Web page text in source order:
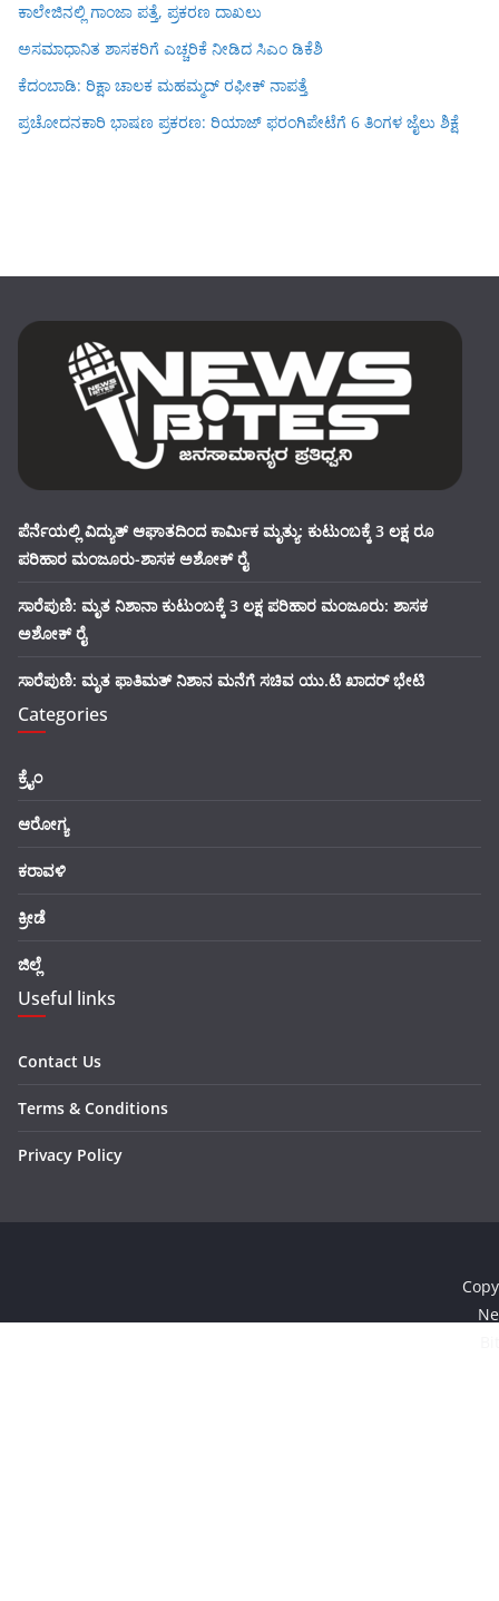
ಕಾಲೇಜಿನಲ್ಲಿ ಗಾಂಜಾ ಪತ್ತೆ, ಪ್ರಕರಣ ದಾಖಲು
ಅಸಮಾಧಾನಿತ ಶಾಸಕರಿಗೆ ಎಚ್ಚರಿಕೆ ನೀಡಿದ ಸಿಎಂ ಡಿಕೆಶಿ
ಕೆದಂಬಾಡಿ: ರಿಕ್ಷಾ ಚಾಲಕ ಮಹಮ್ಮದ್ ರಫೀಕ್ ನಾಪತ್ತೆ
ಪ್ರಚೋದನಕಾರಿ ಭಾಷಣ ಪ್ರಕರಣ: ರಿಯಾಜ್ ಫರಂಗಿಪೇಟೆಗೆ 6 ತಿಂಗಳ ಜೈಲು ಶಿಕ್ಷೆ
ಪೆರ್ನೆಯಲ್ಲಿ ವಿದ್ಯುತ್ ಆಘಾತದಿಂದ ಕಾರ್ಮಿಕ ಮೃತ್ಯು: ಕುಟುಂಬಕ್ಕೆ 3 ಲಕ್ಷ ರೂ
ಪರಿಹಾರ ಮಂಜೂರು-ಶಾಸಕ ಅಶೋಕ್ ರೈ
ಸಾರೆಪುಣಿ: ಮೃತ ನಿಶಾನಾ ಕುಟುಂಬಕ್ಕೆ 3 ಲಕ್ಷ ಪರಿಹಾರ ಮಂಜೂರು: ಶಾಸಕ
ಅಶೋಕ್ ರೈ
ಸಾರೆಪುಣಿ: ಮೃತ ಫಾತಿಮತ್ ನಿಶಾನ ಮನೆಗೆ ಸಚಿವ ಯು.ಟಿ ಖಾದರ್ ಭೇಟಿ
Categories
ಕ್ರೈಂ
ಆರೋಗ್ಯ
ಕರಾವಳಿ
ಕ್ರೀಡೆ
ಜಿಲ್ಲೆ
Useful links
Contact Us
Terms & Conditions
Privacy Policy